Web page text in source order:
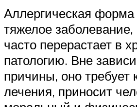
Аллергическая форма
тяжелое заболевание,
часто перерастает в
патологию. Вне
причины, оно требует
лечения, приносит